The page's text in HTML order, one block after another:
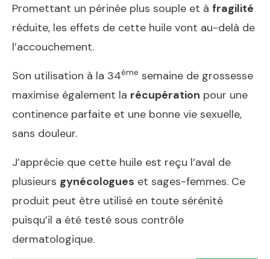
Promettant un périnée plus souple et à fragilité
réduite, les effets de cette huile vont au-delà de
l’accouchement.
Son utilisation à la 34ème semaine de grossesse
maximise également la récupération pour une
continence parfaite et une bonne vie sexuelle,
sans douleur.
J’apprécie que cette huile est reçu l’aval de
plusieurs gynécologues et sages-femmes. Ce
produit peut être utilisé en toute sérénité
puisqu’il a été testé sous contrôle
dermatologique.